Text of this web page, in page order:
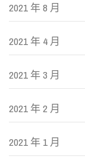
2021 年 8 月
2021 年 4 月
2021 年 3 月
2021 年 2 月
2021 年 1 月